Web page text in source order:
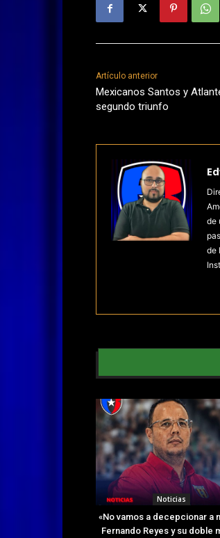
Artículo anterior
Mexicanos Santos y
segundo triunfo
de
de
Noticias
«No vamos a decepcionar a
Fernando Reyes y su doble